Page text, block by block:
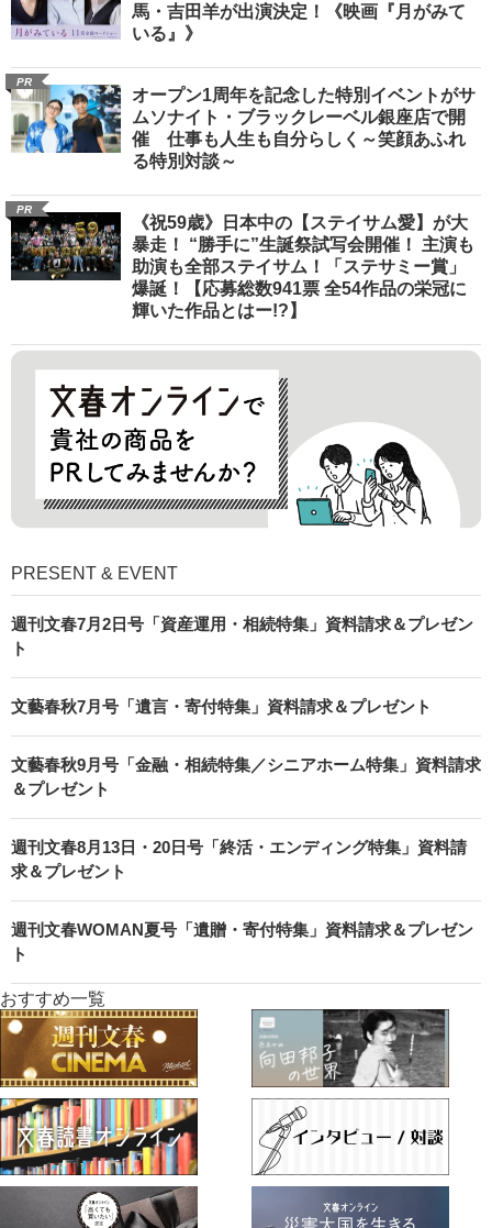
馬・吉田羊が出演決定！《映画『月がみて
いる』》
PR
オープン1周年を記念した特別イベントがサ
ムソナイト・ブラックレーベル銀座店で開
催 仕事も人生も自分らしく～笑顔あふれ
る特別対談～
PR
《祝59歳》日本中の【ステイサム愛】が大
暴走！ “勝手に”生誕祭試写会開催！ 主演も
助演も全部ステイサム！「ステサミー賞」
爆誕！【応募総数941票 全54作品の栄冠に
輝いた作品とはー!?】
PRESENT & EVENT
週刊文春7月2日号「資産運用・相続特集」資料請求＆プレゼン
ト
文藝春秋7月号「遺言・寄付特集」資料請求＆プレゼント
文藝春秋9月号「金融・相続特集／シニアホーム特集」資料請求
＆プレゼント
週刊文春8月13日・20日号「終活・エンディング特集」資料請
求＆プレゼント
週刊文春WOMAN夏号「遺贈・寄付特集」資料請求＆プレゼン
ト
おすすめ一覧